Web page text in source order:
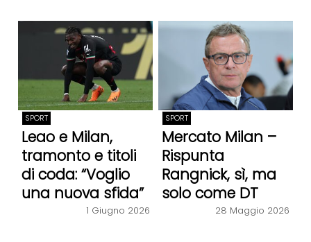
SPORT
Leao e Milan,
tramonto e titoli
di coda: “Voglio
una nuova sfida”
1 Giugno 2026
SPORT
Mercato Milan –
Rispunta
Rangnick, sì, ma
solo come DT
28 Maggio 2026